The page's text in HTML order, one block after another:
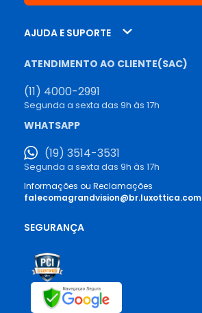
AJUDA E SUPORTE
ATENDIMENTO AO CLIENTE(SAC)
(11) 4000-2991
Segunda a sexta das 9h às 17h
WHATSAPP
(19) 3514-3531
Segunda a sexta das 9h às 17h
Informações ou Reclamações
falecomagrandvision@br.luxottica.com
SEGURANÇA